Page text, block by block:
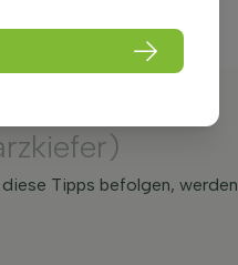
Tipps befolgen, werden